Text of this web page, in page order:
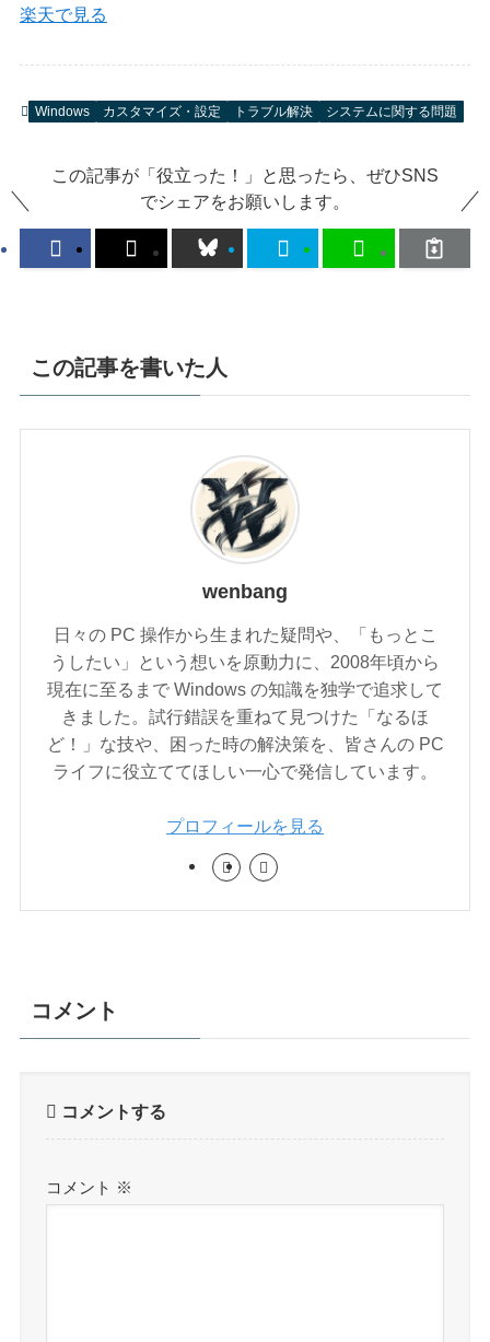
楽天で見る
Windows カスタマイズ・設定 トラブル解決 システムに関する問題
この記事が「役立った！」と思ったら、ぜひSNS
でシェアをお願いします。
この記事を書いた人
wenbang
日々の PC 操作から生まれた疑問や、「もっとこ
うしたい」という想いを原動力に、2008年頃から
現在に至るまで Windows の知識を独学で追求して
きました。試行錯誤を重ねて見つけた「なるほ
ど！」な技や、困った時の解決策を、皆さんの PC
ライフに役立ててほしい一心で発信しています。
プロフィールを見る
コメント
コメントする
コメント ※